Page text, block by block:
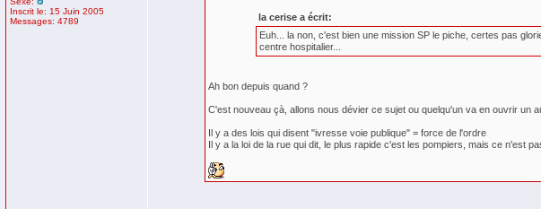
Inscrit le: 15 Juin 2005
Messages: 4789
la cerise a écrit:
Euh... la non, c'est bien une mission SP le piche, certes pas
centre hospitalier...
Ah bon depuis quand ?
C'est nouveau çà, allons nous dévier ce sujet ou quelqu'un va en ouvrir un
Il y a des lois qui disent "ivresse voie publique" = force de l'ordre
Il y a la loi de la rue qui dit, le plus rapide c'est les pompiers, mais ce n'est